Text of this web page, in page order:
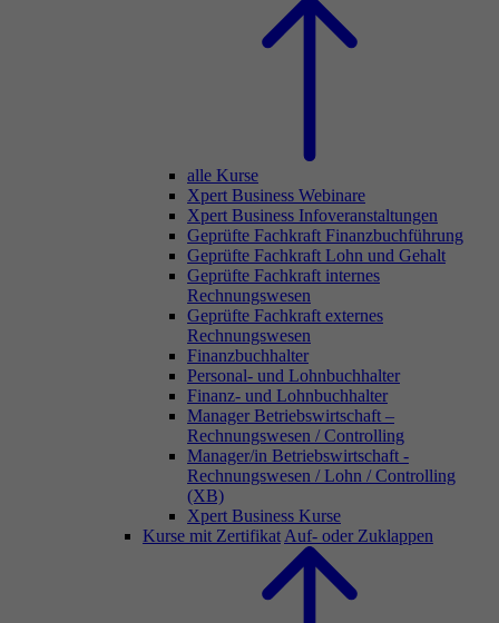
alle Kurse
Xpert Business Webinare
Xpert Business Infoveranstaltungen
Geprüfte Fachkraft Finanzbuchführung
Geprüfte Fachkraft Lohn und Gehalt
Geprüfte Fachkraft internes
Rechnungswesen
Geprüfte Fachkraft externes
Rechnungswesen
Finanzbuchhalter
Personal- und Lohnbuchhalter
Finanz- und Lohnbuchhalter
Manager Betriebswirtschaft –
Rechnungswesen / Controlling
Manager/in Betriebswirtschaft -
Rechnungswesen / Lohn / Controlling
(XB)
Xpert Business Kurse
Kurse mit Zertifikat Auf- oder Zuklappen